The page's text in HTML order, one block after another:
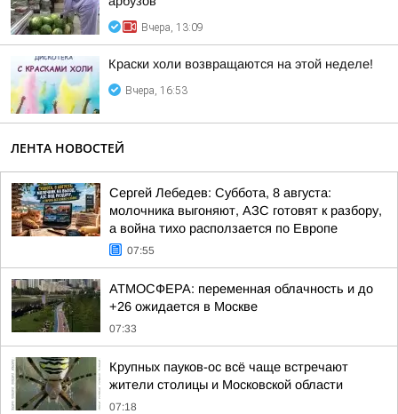
Вчера, 13:09
Краски холи возвращаются на этой неделе!
Вчера, 16:53
ЛЕНТА НОВОСТЕЙ
Сергей Лебедев: Суббота, 8 августа:
молочника выгоняют, АЗС готовят к разбору,
а война тихо расползается по Европе
07:55
АТМОСФЕРА: переменная облачность и до
+26 ожидается в Москве
07:33
Крупных пауков-ос всё чаще встречают
жители столицы и Московской области
07:18